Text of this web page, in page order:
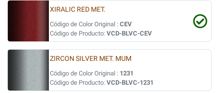
XIRALIC RED MET.
Código de Color Original : CEV
Código de Producto: VCD-BLVC-CEV
ZIRCON SILVER MET. MUM
Código de Color Original : 1231
Código de Producto: VCD-BLVC-1231